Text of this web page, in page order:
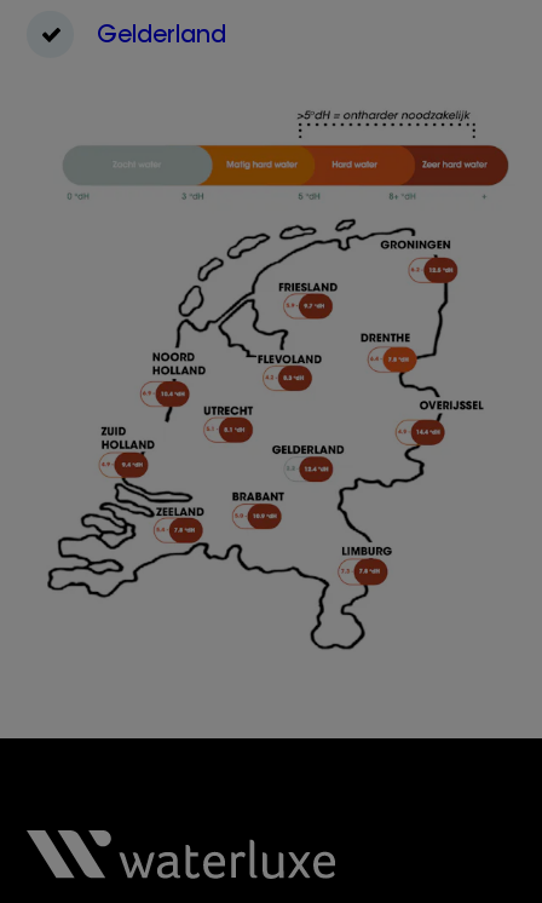
Gelderland